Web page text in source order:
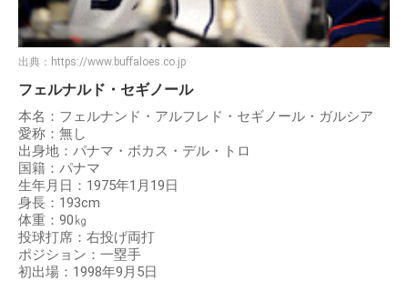
出典： https://www.buffaloes.co.jp
フェルナルド・セギノール
本名：フェルナンド・アルフレド・セギノール・ガルシア
愛称：無し
出身地：パナマ・ボカス・デル・トロ
国籍：パナマ
生年月日：1975年1月19日
身長：193cm
体重：90㎏
投球打席：右投げ両打
ポジション：一塁手
初出場：1998年9月5日